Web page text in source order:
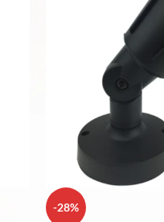
-28%